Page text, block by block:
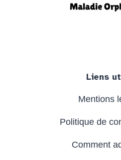
Liens
Mentions
Politique de
Comment